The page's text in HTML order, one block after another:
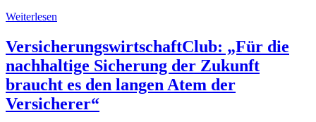
Weiterlesen
VersicherungswirtschaftClub: „Für die
nachhaltige Sicherung der Zukunft
braucht es den langen Atem der
Versicherer“